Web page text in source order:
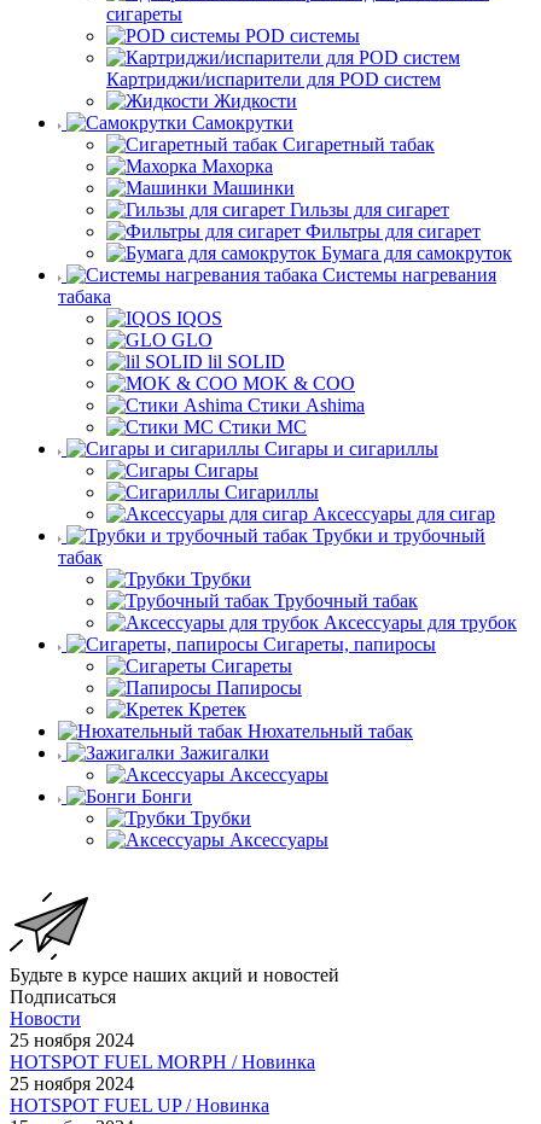
сигареты
POD системы
Картриджи/испарители для POD систем
Жидкости
Самокрутки
Сигаретный табак
Махорка
Машинки
Гильзы для сигарет
Фильтры для сигарет
Бумага для самокруток
Системы нагревания
табака
IQOS
GLO
lil SOLID
MOK & COO
Стики Ashima
Стики MC
Сигары и сигариллы
Сигары
Сигариллы
Аксессуары для сигар
Трубки и трубочный
табак
Трубки
Трубочный табак
Аксессуары для трубок
Сигареты, папиросы
Сигареты
Папиросы
Кретек
Нюхательный табак
Зажигалки
Аксессуары
Бонги
Трубки
Аксессуары
Будьте в курсе наших акций и новостей
Подписаться
Новости
25 ноября 2024
HOTSPOT FUEL MORPH / Новинка
25 ноября 2024
HOTSPOT FUEL UP / Новинка